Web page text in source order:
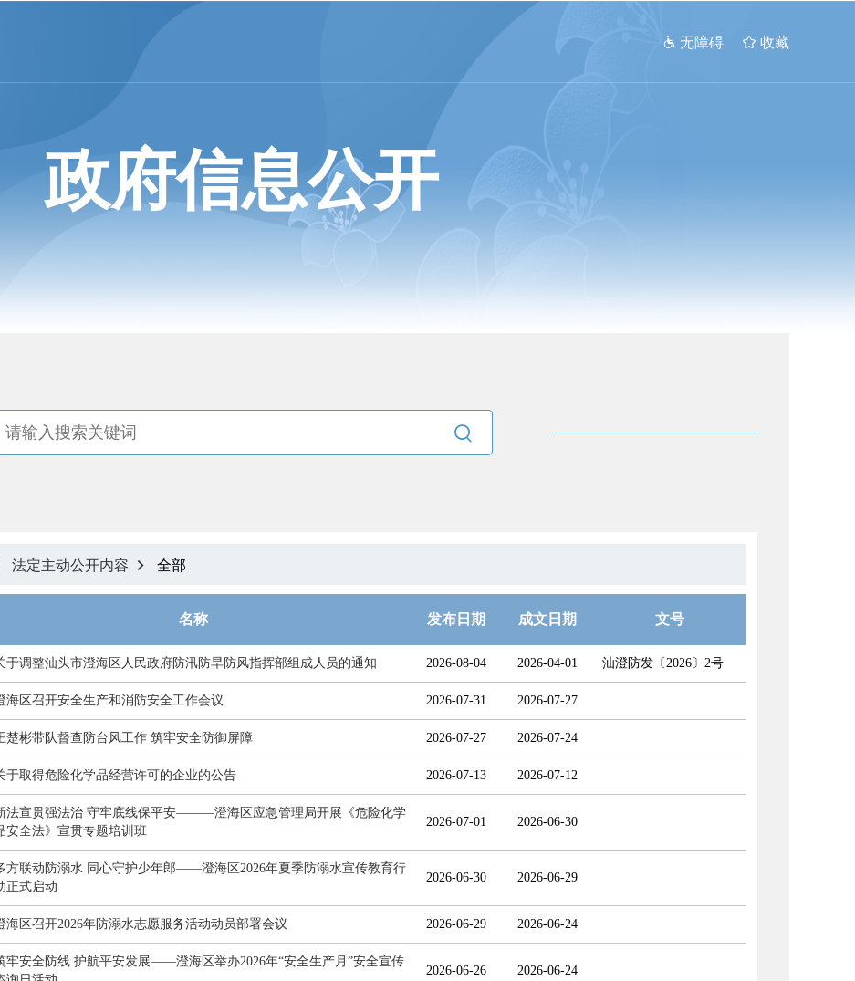
 无障碍  收藏
政府信息公开

法定主动公开内容  全部
名称 发布日期 成文日期 文号
于调整汕头市澄海区人民政府防汛防旱防风指挥部组成人员的通知 2026-08-04 2026-04-01 汕澄防发〔2026〕2号
海区召开安全生产和消防安全工作会议 2026-07-31 2026-07-27
楚彬带队督查防台风工作 筑牢安全防御屏障 2026-07-27 2026-07-24
于取得危险化学品经营许可的企业的公告 2026-07-13 2026-07-12
法宣贯强法治 守牢底线保平安———澄海区应急管理局开展《危险化学
安全法》宣贯专题培训班
2026-07-01 2026-06-30
方联动防溺水 同心守护少年郎——澄海区2026年夏季防溺水宣传教育行
正式启动
2026-06-30 2026-06-29
海区召开2026年防溺水志愿服务活动动员部署会议 2026-06-29 2026-06-24
牢安全防线 护航平安发展——澄海区举办2026年“安全生产月”安全宣传
2026-06-26 2026-06-24